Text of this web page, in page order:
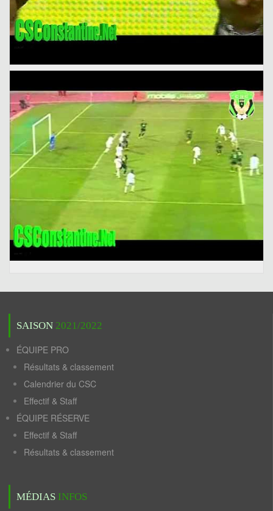
SAISON 2021/2022
ÉQUIPE PRO
Résultats & classement
Calendrier du CSC
Effectif & Staff
ÉQUIPE RÉSERVE
Effectif & Staff
Résultats & classement
MÉDIAS INFOS